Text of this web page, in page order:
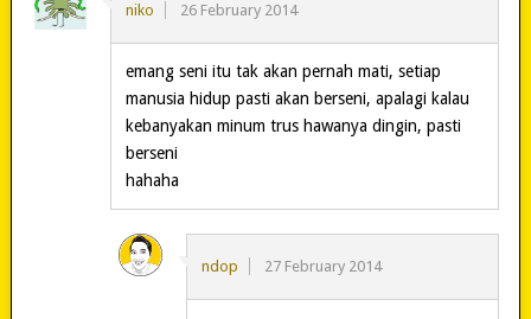
niko 26 February 2014
emang seni itu tak akan pernah mati, setiap
manusia hidup pasti akan berseni, apalagi kalau
kebanyakan minum trus hawanya dingin, pasti
berseni
hahaha
ndop 27 February 2014